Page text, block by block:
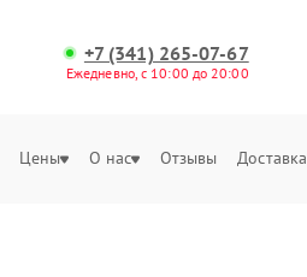
+7 (341) 265-07-67
Ежедневно, с 10:00 до 20:00
Цены О нас Отзывы Доставка